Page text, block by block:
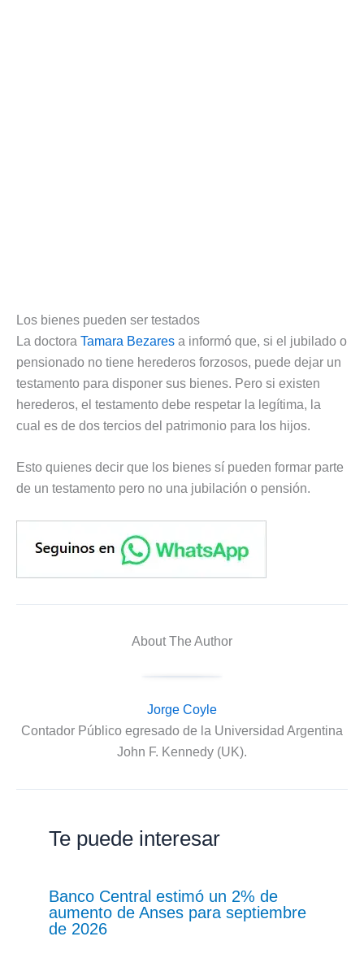
Los bienes pueden ser testados
La doctora Tamara Bezares a informó que, si el jubilado o
pensionado no tiene herederos forzosos, puede dejar un
testamento para disponer sus bienes. Pero si existen
herederos, el testamento debe respetar la legítima, la
cual es de dos tercios del patrimonio para los hijos.
Esto quienes decir que los bienes sí pueden formar parte
de un testamento pero no una jubilación o pensión.
About The Author
Jorge Coyle
Contador Público egresado de la Universidad Argentina
John F. Kennedy (UK).
Te puede interesar
Banco Central estimó un 2% de
aumento de Anses para septiembre
de 2026